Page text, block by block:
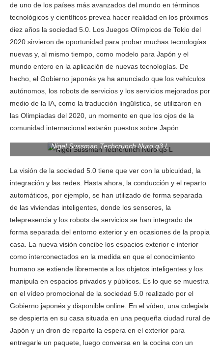
de uno de los países más avanzados del mundo en términos
tecnológicos y científicos prevea hacer realidad en los próximos
diez años la sociedad 5.0. Los Juegos Olímpicos de Tokio del
2020 sirvieron de oportunidad para probar muchas tecnologías
nuevas y, al mismo tiempo, como modelo para Japón y el
mundo entero en la aplicación de nuevas tecnologías. De
hecho, el Gobierno japonés ya ha anunciado que los vehículos
autónomos, los robots de servicios y los servicios mejorados por
medio de la IA, como la traducción lingüística, se utilizaron en
las Olimpiadas del 2020, un momento en que los ojos de la
comunidad internacional estarán puestos sobre Japón.
Nigel Sussman Techcrunch Nuro q3 L
La visión de la sociedad 5.0 tiene que ver con la ubicuidad, la
integración y las redes. Hasta ahora, la conducción y el reparto
automáticos, por ejemplo, se han utilizado de forma separada
de las viviendas inteligentes, donde los sensores, la
telepresencia y los robots de servicios se han integrado de
forma separada del entorno exterior y en ocasiones de la propia
casa. La nueva visión concibe los espacios exterior e interior
como interconectados en la medida en que el conocimiento
humano se extiende libremente a los objetos inteligentes y los
manipula en espacios privados y públicos. Es lo que se muestra
en el vídeo promocional de la sociedad 5.0 realizado por el
Gobierno japonés y disponible online. En el vídeo, una colegiala
se despierta en su casa situada en una pequeña ciudad rural de
Japón y un dron de reparto la espera en el exterior para
entregarle un paquete, luego conversa en la cocina con un